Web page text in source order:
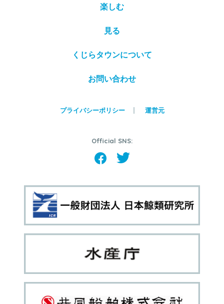
楽しむ
見る
くじらタウンについて
お問い合わせ
プライバシーポリシー 運営元
Official SNS: